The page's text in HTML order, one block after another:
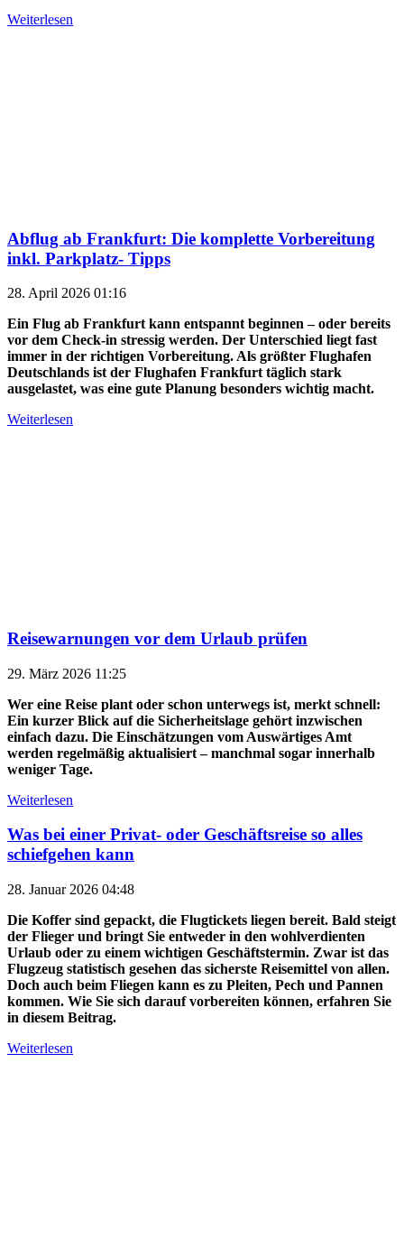
Weiterlesen
Abflug ab Frankfurt: Die komplette Vorbereitung
inkl. Parkplatz- Tipps
28. April 2026 01:16
Ein Flug ab Frankfurt kann entspannt beginnen – oder bereits
vor dem Check-in stressig werden. Der Unterschied liegt fast
immer in der richtigen Vorbereitung. Als größter Flughafen
Deutschlands ist der Flughafen Frankfurt täglich stark
ausgelastet, was eine gute Planung besonders wichtig macht.
Weiterlesen
Reisewarnungen vor dem Urlaub prüfen
29. März 2026 11:25
Wer eine Reise plant oder schon unterwegs ist, merkt schnell:
Ein kurzer Blick auf die Sicherheitslage gehört inzwischen
einfach dazu. Die Einschätzungen vom Auswärtiges Amt
werden regelmäßig aktualisiert – manchmal sogar innerhalb
weniger Tage.
Weiterlesen
Was bei einer Privat- oder Geschäftsreise so alles
schiefgehen kann
28. Januar 2026 04:48
Die Koffer sind gepackt, die Flugtickets liegen bereit. Bald steigt
der Flieger und bringt Sie entweder in den wohlverdienten
Urlaub oder zu einem wichtigen Geschäftstermin. Zwar ist das
Flugzeug statistisch gesehen das sicherste Reisemittel von allen.
Doch auch beim Fliegen kann es zu Pleiten, Pech und Pannen
kommen. Wie Sie sich darauf vorbereiten können, erfahren Sie
in diesem Beitrag.
Weiterlesen